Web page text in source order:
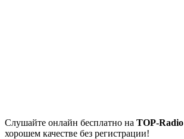
Cлушайте онлайн бесплатно на TOP-Radio
хорошем качестве без регистрации!